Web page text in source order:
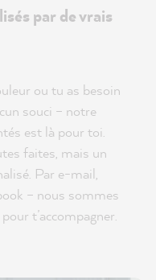
par de vrais
ou tu as besoin
souci – notre
est là pour toi.
faites, mais un
Par e-mail,
– nous sommes
t’accompagner.